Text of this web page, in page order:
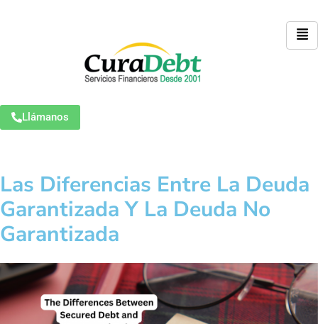
Llámanos
Las Diferencias Entre La Deuda
Garantizada Y La Deuda No
Garantizada